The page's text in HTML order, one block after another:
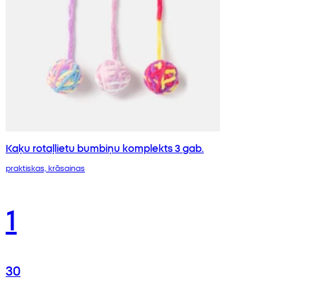
Kaķu rotaļlietu bumbiņu komplekts 3 gab.
praktiskas, krāsainas
1
30